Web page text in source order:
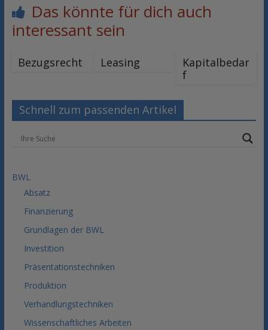
Das könnte für dich auch
interessant sein
Bezugsrecht Leasing
Kapitalbedar
f
Schnell zum passenden Artikel
BWL
Absatz
Finanzierung
Grundlagen der BWL
Investition
Präsentationstechniken
Produktion
Verhandlungstechniken
Wissenschaftliches Arbeiten